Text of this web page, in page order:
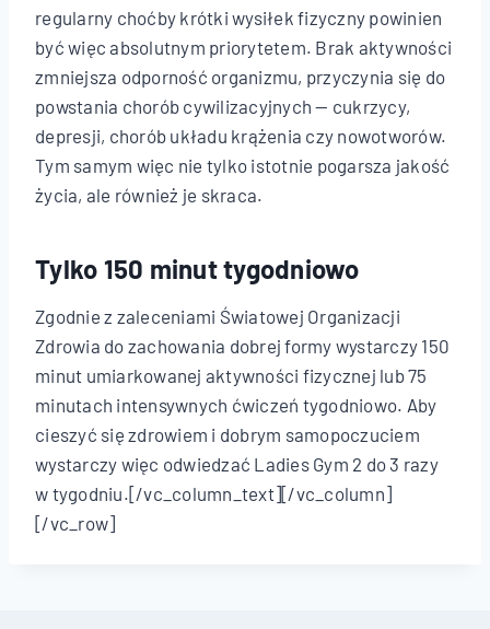
regularny choćby krótki wysiłek fizyczny powinien
być więc absolutnym priorytetem. Brak aktywności
zmniejsza odporność organizmu, przyczynia się do
powstania chorób cywilizacyjnych — cukrzycy,
depresji, chorób układu krążenia czy nowotworów.
Tym samym więc nie tylko istotnie pogarsza jakość
życia, ale również je skraca.
Tylko 150 minut tygodniowo
Zgodnie z zaleceniami Światowej Organizacji
Zdrowia do zachowania dobrej formy wystarczy 150
minut umiarkowanej aktywności fizycznej lub 75
minutach intensywnych ćwiczeń tygodniowo. Aby
cieszyć się zdrowiem i dobrym samopoczuciem
wystarczy więc odwiedzać Ladies Gym 2 do 3 razy
w tygodniu.[/vc_column_text][/vc_column]
[/vc_row]